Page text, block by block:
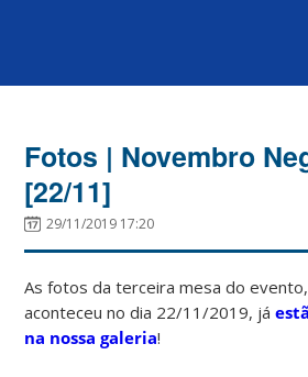
Fotos | Novembro
[22/11]
29/11/2019 17:20
As fotos da terceira mesa do
aconteceu no dia 22/11/2019, já
na nossa galeria!